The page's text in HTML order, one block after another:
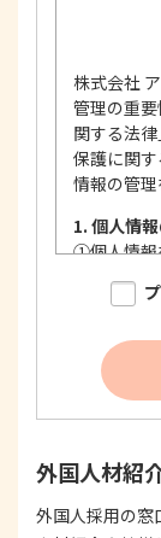
株式会社
管理の重
関する法
保護に関
情報の管理
1. 個人情
①個人情
限り明
おいて
個人情
たは公
反する
する際は
で、適
外国人材紹
外国人採用の窓